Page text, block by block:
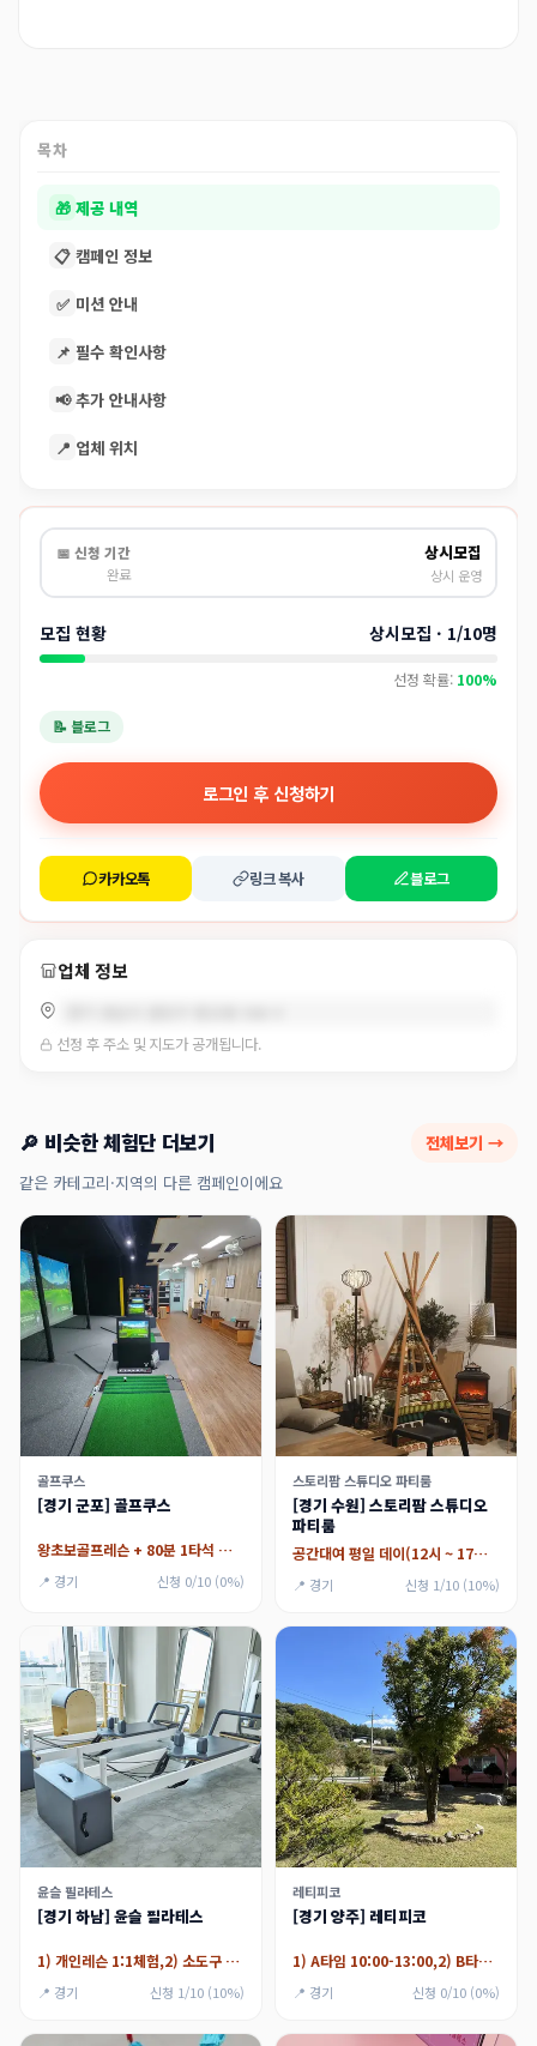
목차
🎁 제공 내역
📋 캠페인 정보
✅ 미션 안내
📌 필수 확인사항
📢 추가 안내사항
📍 업체 위치
📅 신청 기간
완료
상시모집
상시 운영
모집 현황 상시모집 · 1/10명
선정 확률: 100%
📝 블로그
로그인 후 신청하기
카카오톡 링크 복사 블로그
업체 정보
선정 후 주소 및 지도가 공개됩니다.
🔎 비슷한 체험단 더보기 전체보기 →
같은 카테고리·지역의 다른 캠페인이에요
골프쿠스
[경기 군포] 골프쿠스
왕초보골프레슨 + 80분 1타석 최대2인 그룹시설 이용
📍 경기 신청 0/10 (0%)
스토리팜 스튜디오 파티룸
[경기 수원] 스토리팜 스튜디오
파티룸
공간대여 평일 데이(12시 ~ 17시),공간대여 평일 나잇 (18시 ~ 02시),공간대여 주말 데이 (12시 ~ 17시)
📍 경기 신청 1/10 (10%)
윤슬 필라테스
[경기 하남] 윤슬 필라테스
1) 개인레슨 1:1체험,2) 소도구 그룹 5:1체험
📍 경기 신청 1/10 (10%)
레티피코
[경기 양주] 레티피코
1) A타임 10:00-13:00,2) B타임 13:00-16:00
📍 경기 신청 0/10 (0%)